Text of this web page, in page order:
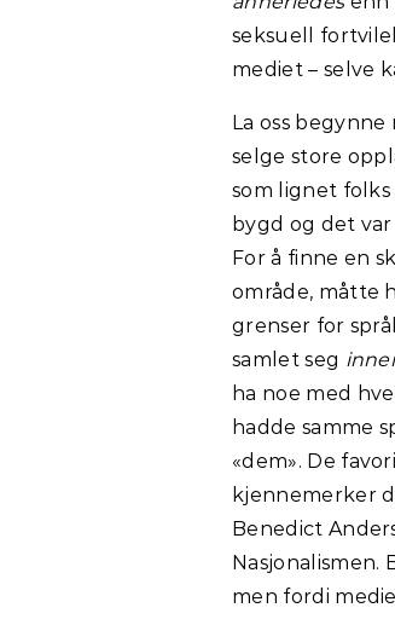
seksuell
mediet – selve
La oss
selge store
som lignet folks
bygd og det
For å finne en
område, måtte
grenser for
samlet seg
ha noe med
hadde samme
«dem». De
kjennemerker
Benedict
men fordi